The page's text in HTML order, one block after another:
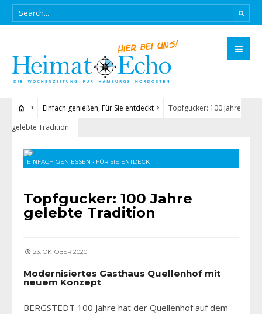
Einfach genießen, Für Sie entdeckt
Topfgucker: 100 Jahre
gelebte Tradition
EINFACH GENIESSEN • FÜR SIE ENTDECKT
Topfgucker: 100 Jahre
gelebte Tradition
23. OKTOBER 2020
Modernisiertes Gasthaus Quellenhof mit
neuem Konzept
BERGSTEDT 100 Jahre hat der Quellenhof auf dem